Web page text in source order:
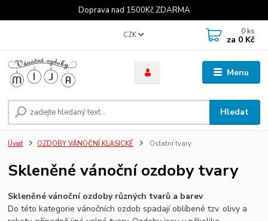
Doprava nad 1500Kč ZDARMA
Menu
CZK
Hledat
0 ks
za 0 Kč
Úvod OZDOBY VÁNOČNÍ KLASICKÉ Ostatní tvary
Skleněné vánoční ozdoby tvary
Skleněné vánoční ozdoby různých tvarů a barev
Do této kategorie vánočních ozdob spadají oblíbené tzv. olivy a